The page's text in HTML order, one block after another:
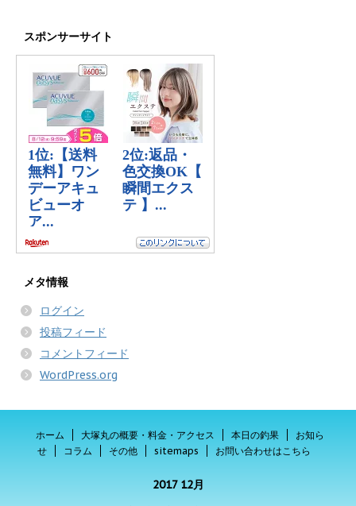
スポンサーサイト
メタ情報
ログイン
投稿フィード
コメントフィード
WordPress.org
ホーム 大塚丸の概要・料金・アクセス 本日の釣果
お知ら
せ
コラム その他 sitemaps お問い合わせはこちら
2017 12月